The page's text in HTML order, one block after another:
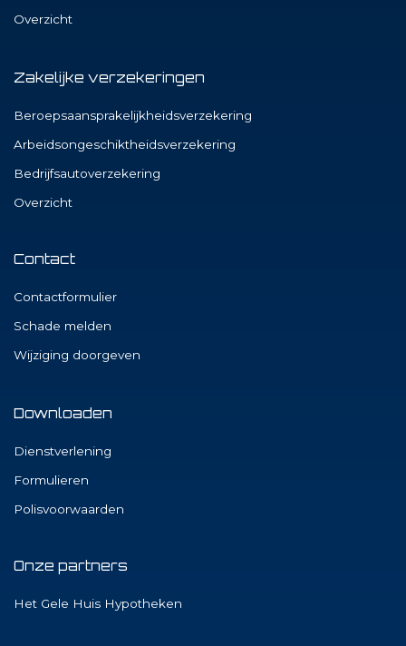
Overzicht
Zakelijke verzekeringen
Beroepsaansprakelijkheidsverzekering
Arbeidsongeschiktheidsverzekering
Bedrijfsautoverzekering
Overzicht
Contact
Contactformulier
Schade melden
Wijziging doorgeven
Downloaden
Dienstverlening
Formulieren
Polisvoorwaarden
Onze partners
Het Gele Huis Hypotheken